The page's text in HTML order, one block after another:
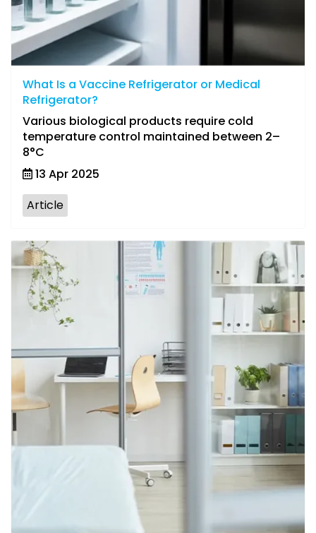
What Is a Vaccine Refrigerator or Medical
Refrigerator?
Various biological products require cold
temperature control maintained between 2–
8°C
13 Apr 2025
Article